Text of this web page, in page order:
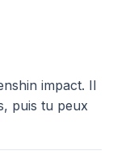
impact. Il
puis tu peux